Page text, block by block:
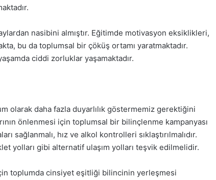
nasibini almıştır. Eğitimde motivasyon eksiklikleri,
bu da toplumsal bir çöküş ortamı yaratmaktadır.
ciddi zorluklar yaşamaktadır.
olarak daha fazla duyarlılık göstermemiz gerektiğini
önlenmesi için toplumsal bir bilinçlenme kampanyası
sağlanmalı, hız ve alkol kontrolleri sıklaştırılmalıdır.
yolları gibi alternatif ulaşım yolları teşvik edilmelidir.
toplumda cinsiyet eşitliği bilincinin yerleşmesi